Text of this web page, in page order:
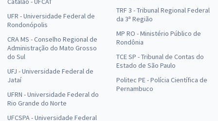
UFR - Universidade Federal de
Rondonópolis
CRA MS - Conselho Regional de
Administração do Mato Grosso
do Sul
UFJ - Universidade Federal de
Jataí
UFRN - Universidade Federal do
Rio Grande do Norte
UFCSPA - Universidade Federal
TRF 3 - Tribunal Regional Federal
da 3ª Região
MP RO - Ministério Público de
Rondônia
TCE SP - Tribunal de Contas do
Estado de São Paulo
Politec PE - Polícia Científica de
Pernambuco